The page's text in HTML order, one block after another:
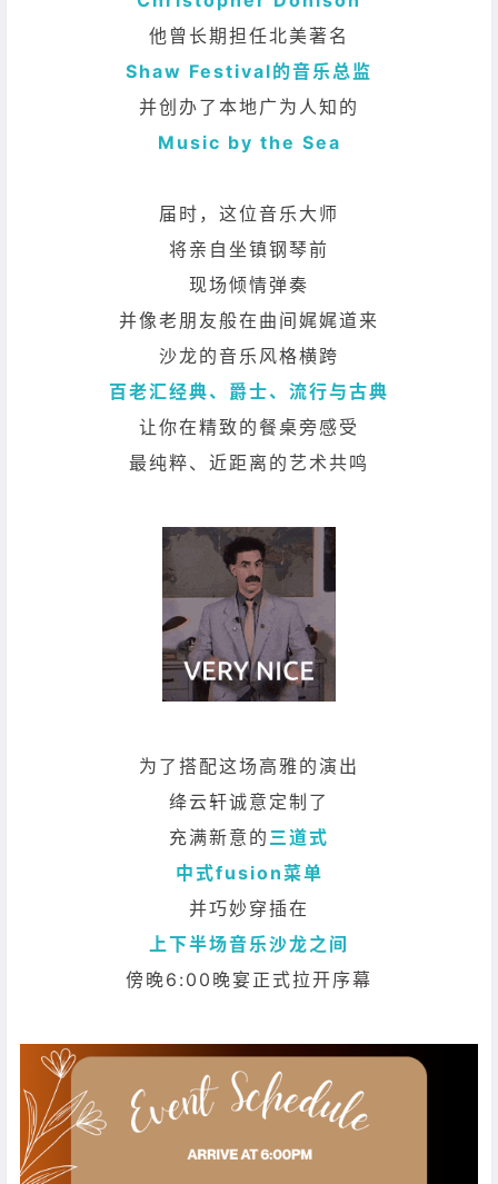
他曾长期担任北美著名
Shaw Festival的音乐总监
并创办了本地广为人知的
Music by the Sea
届时，这位音乐大师
将亲自坐镇钢琴前
现场倾情弹奏
并像老朋友般在曲间娓娓道来
沙龙的音乐风格横跨
百老汇经典、爵士、流行与古典
让你在精致的餐桌旁感受
最纯粹、近距离的艺术共鸣
为了搭配这场高雅的演出
绛云轩诚意定制了
充满新意的 三道式
中式fusion菜单
并巧妙穿插在
上下半场音乐沙龙之间
傍晚6:00晚宴正式拉开序幕